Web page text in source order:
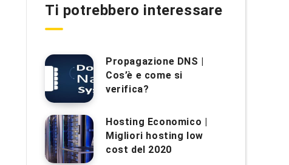
Ti potrebbero interessare
Propagazione DNS |
Cos’è e come si
verifica?
Hosting Economico |
Migliori hosting low
cost del 2020